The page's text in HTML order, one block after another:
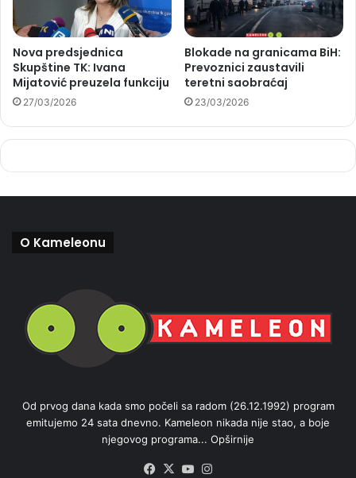
Nova predsjednica
Skupštine TK: Ivana
Mijatović preuzela funkciju
27/03/2026
Blokade na granicama BiH:
Prevoznici zaustavili
teretni saobraćaj
23/03/2026
O Kameleonu
Od prvog dana kada smo počeli sa radom (26.12.1992) program
emitujemo 24 sata dnevno. Kameleon nikada nije stao, a boje
njegovog programa... Opširnije
Facebook
X YouTube